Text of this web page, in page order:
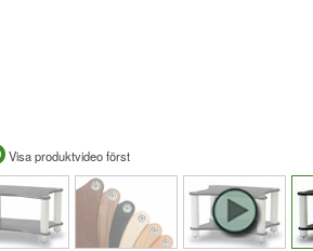
Visa produktvideo först